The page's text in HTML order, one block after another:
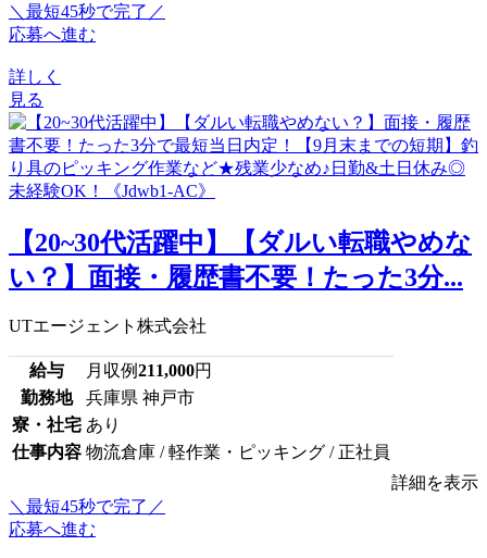
＼最短45秒で完了／
応募へ進む
詳しく
見る
【20~30代活躍中】【ダルい転職やめな
い？】面接・履歴書不要！たった3分...
UTエージェント株式会社
給与 月収例211,000円
勤務地
兵庫県 神戸市
寮・社宅 あり
仕事内容 物流倉庫 / 軽作業・ピッキング / 正社員
詳細を表示
＼最短45秒で完了／
応募へ進む